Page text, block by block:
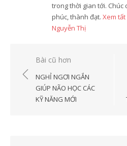
trong thời gian tới. Chúc
phúc, thành đạt. Xem tất
Nguyễn Thị
Điều
hướng
viết
Bài cũ hơn
NGHỈ NGƠI NGẮN
GIÚP NÃO HỌC CÁC
KỸ NĂNG MỚI